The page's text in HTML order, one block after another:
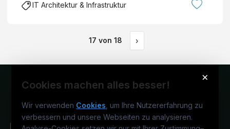
IT Architektur & Infrastruktur
17 von 18 ›
×
Cookies machen alles besser!
Wir verwenden Cookies , um Ihre Nutzererfahrung zu
verbessern und unsere Webseiten zu analysieren.